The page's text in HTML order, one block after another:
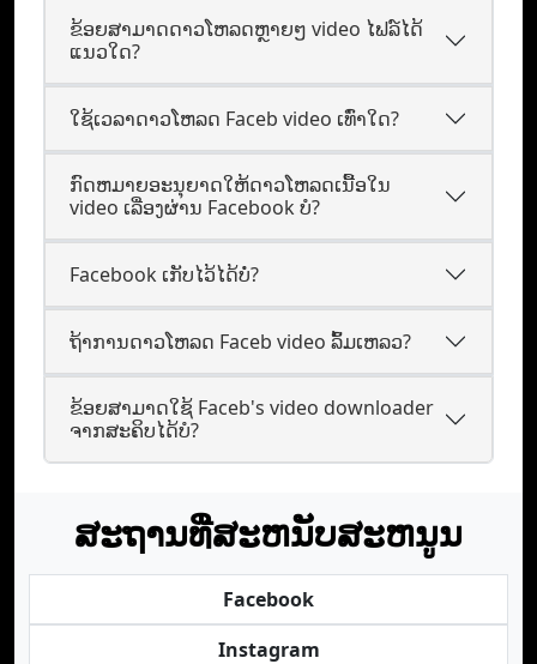
ຂ້ອຍສາມາດດາວໂຫລດຫຼາຍໆ video ໄຟລ໌ໄດ້
ແນວໃດ?
ໃຊ້ເວລາດາວໂຫລດ Faceb video ເທົ່າໃດ?
ກົດຫມາຍອະນຸຍາດໃຫ້ດາວໂຫລດເນື້ອໃນ
video ເລື່ອງຜ່ານ Facebook ບໍ?
Facebook ເກັບໄວ້ໄດ້ບໍ່?
ຖ້າການດາວໂຫລດ Faceb video ລົ້ມເຫລວ?
ຂ້ອຍສາມາດໃຊ້ Faceb's video downloader
ຈາກສະຄິບໄດ້ບໍ?
ສະຖານທີ່ສະຫນັບສະຫນູນ
Facebook
Instagram